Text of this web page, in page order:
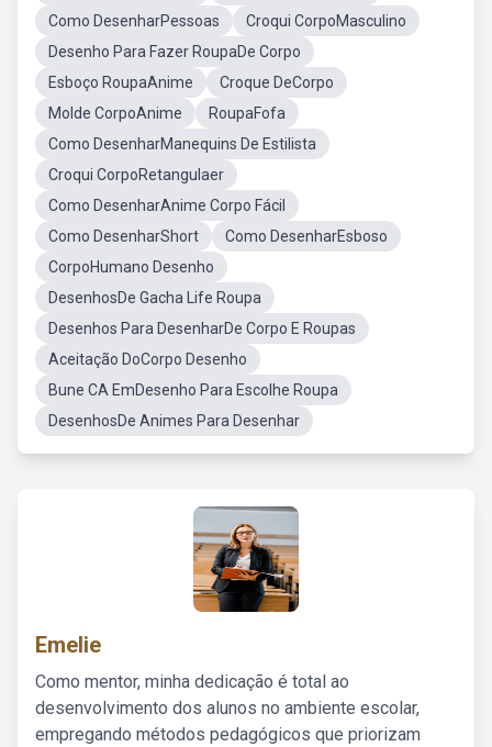
Como DesenharPessoas
Croqui CorpoMasculino
Desenho Para Fazer RoupaDe Corpo
Esboço RoupaAnime
Croque DeCorpo
Molde CorpoAnime
RoupaFofa
Como DesenharManequins De Estilista
Croqui CorpoRetangulaer
Como DesenharAnime Corpo Fácil
Como DesenharShort
Como DesenharEsboso
CorpoHumano Desenho
DesenhosDe Gacha Life Roupa
Desenhos Para DesenharDe Corpo E Roupas
Aceitação DoCorpo Desenho
Bune CA EmDesenho Para Escolhe Roupa
DesenhosDe Animes Para Desenhar
Emelie
Como mentor, minha dedicação é total ao
desenvolvimento dos alunos no ambiente escolar,
empregando métodos pedagógicos que priorizam